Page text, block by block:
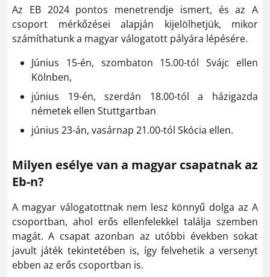
Az EB 2024 pontos menetrendje ismert, és az A
csoport mérkőzései alapján kijelölhetjük, mikor
számíthatunk a magyar válogatott pályára lépésére.
Június 15-én, szombaton 15.00-tól Svájc ellen
Kölnben,
június 19-én, szerdán 18.00-tól a házigazda
németek ellen Stuttgartban
június 23-án, vasárnap 21.00-tól Skócia ellen.
Milyen esélye van a magyar csapatnak az
Eb-n?
A magyar válogatottnak nem lesz könnyű dolga az A
csoportban, ahol erős ellenfelekkel találja szemben
magát. A csapat azonban az utóbbi években sokat
javult játék tekintetében is, így felvehetik a versenyt
ebben az erős csoportban is.